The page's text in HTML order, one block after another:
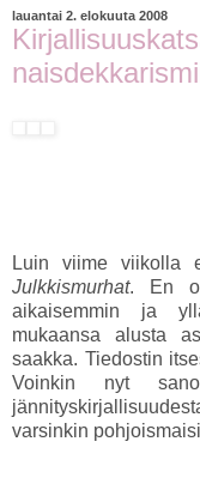
lauantai 2. elokuuta 2008
Luin viime viikolla
Julkkismurhat. En
aikaisemmin ja
mukaansa alusta
saakka. Tiedostin
Voinkin nyt
varsinkin